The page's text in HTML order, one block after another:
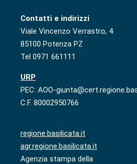
Contatti e indirizzi
Viale Vincenzo Verrastro, 4
85100 Potenza PZ
Tel 0971 661111
URP
PEC: AOO-
C.F. 80002950766
regione.basilicata.it
agr.regione.basilicata.it
Agenzia stampa della